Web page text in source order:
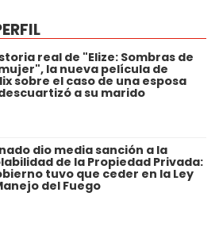
real de "Elize: Sombras de
la nueva película de
sobre el caso de una esposa
a su marido
dio media sanción a la
de la Propiedad Privada:
tuvo que ceder en la Ley
del Fuego